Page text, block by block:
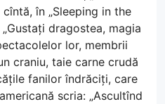
în „Sleeping in the
dragostea, magia
lor, membrii
craniu, taie carne crudă
fanilor îndrăciți, care
scria: „Ascultînd